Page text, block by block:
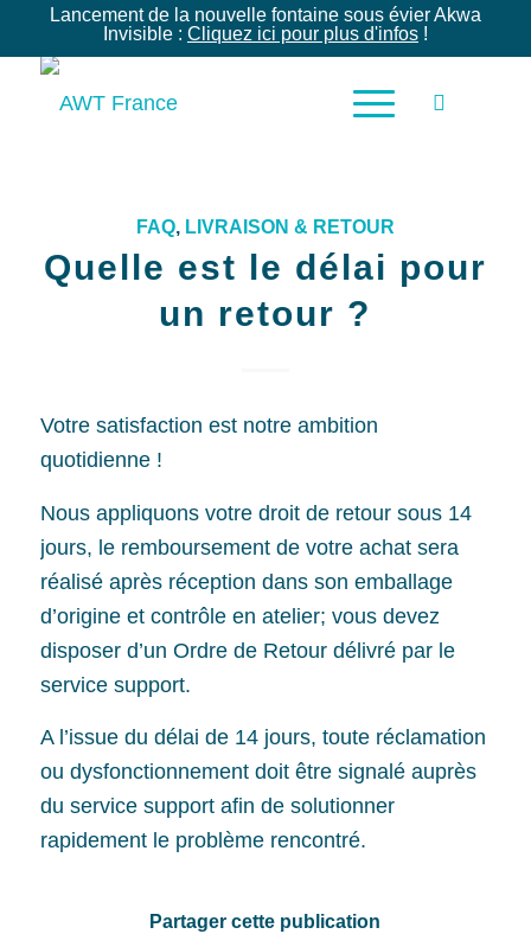
Lancement de la nouvelle fontaine sous évier Akwa
Invisible : Cliquez ici pour plus d'infos!
FAQ, LIVRAISON & RETOUR
Quelle est le délai pour
un retour ?
Votre satisfaction est notre ambition
quotidienne !
Nous appliquons votre droit de retour sous 14
jours, le remboursement de votre achat sera
réalisé après réception dans son emballage
d’origine et contrôle en atelier; vous devez
disposer d’un Ordre de Retour délivré par le
service support.
A l’issue du délai de 14 jours, toute réclamation
ou dysfonctionnement doit être signalé auprès
du service support afin de solutionner
rapidement le problème rencontré.
Partager cette publication